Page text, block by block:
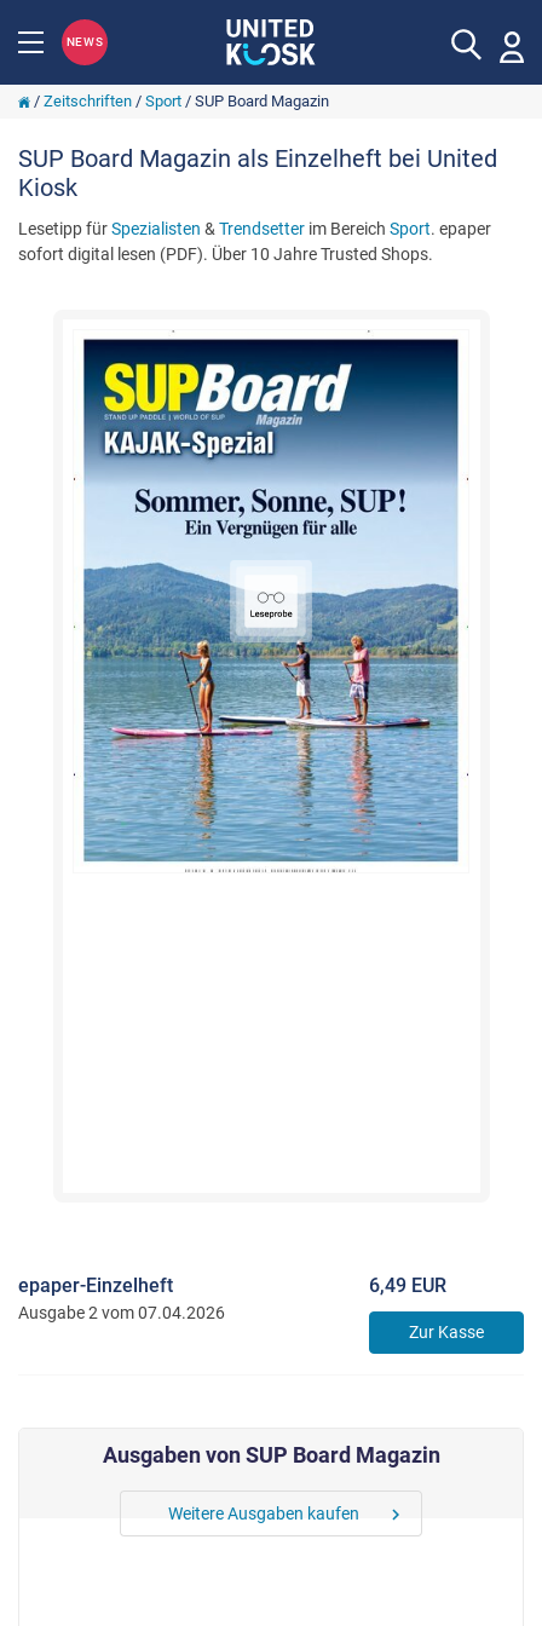
NEWS
/ Zeitschriften/ Sport/ SUP Board Magazin
SUP Board Magazin als Einzelheft bei United
Kiosk
Lesetipp fürSpezialisten & Trendsetter im Bereich Sport. epaper
sofort digital lesen (PDF). Über 10 Jahre Trusted Shops.
epaper-Einzelheft
Ausgabe 2 vom 07.04.2026
6,49 EUR
Zur Kasse
Ausgaben von SUP Board Magazin
Weitere Ausgaben kaufen chevron_right